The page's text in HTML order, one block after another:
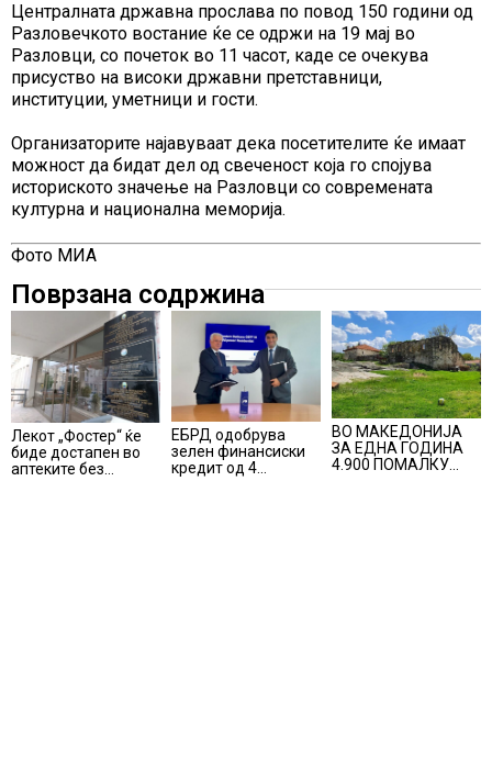
Централната државна прослава по повод 150 години од
Разловечкото востание ќе се одржи на 19 мај во
Разловци, со почеток во 11 часот, каде се очекува
присуство на високи државни претставници,
институции, уметници и гости.
Организаторите најавуваат дека посетителите ќе имаат
можност да бидат дел од свеченост која го спојува
историското значење на Разловци со современата
културна и национална меморија.
Фото МИА
Поврзана содржина
Лекот „Фостер“ ќе
биде достапен во
аптеките без
ЕБРД одобрува
зелен финансиски
кредит од 4
ВО МАКЕДОНИЈА
ЗА ЕДНА ГОДИНА
4.900 ПОМАЛКУ